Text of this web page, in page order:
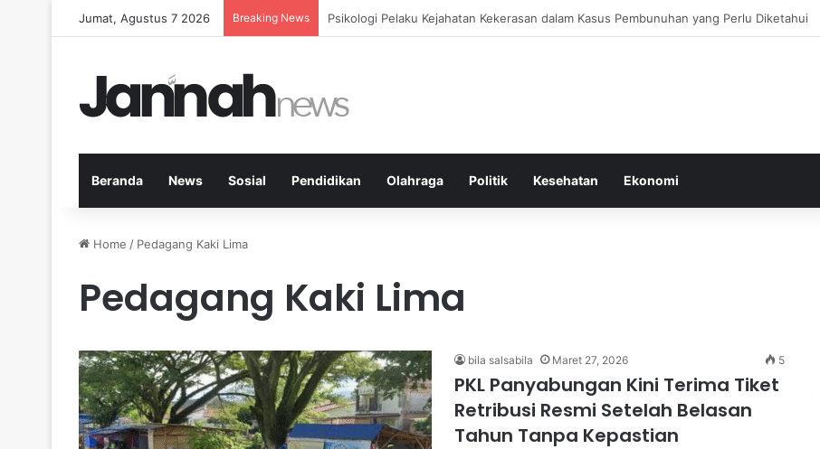
Jumat, Agustus 7 2026 Breaking News Nutrisi Seimbang untuk Menstabilkan Hormon Tubuh Secara Alami dan Aman Setiap Hari
Beranda News Sosial Pendidikan Olahraga Politik Kesehatan Ekonomi
Home / Pedagang Kaki Lima
Pedagang Kaki Lima
bila salsabila Maret 27, 2026 5
PKL Panyabungan Kini Terima Tiket
Retribusi Resmi Setelah Belasan
Tahun Tanpa Kepastian